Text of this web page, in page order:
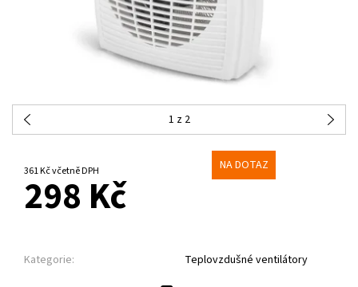
1 z 2
361 Kč včetně DPH NA DOTAZ
298 Kč
Kategorie: Teplovzdušné ventilátory